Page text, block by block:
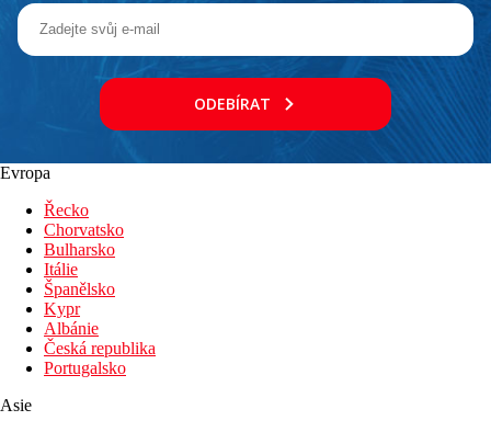
ODEBÍRAT
Evropa
Řecko
Chorvatsko
Bulharsko
Itálie
Španělsko
Kypr
Albánie
Česká republika
Portugalsko
Asie